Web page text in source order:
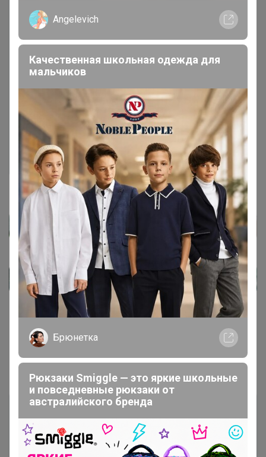
Показаны записи1-6из6.
Angelevich
Качественная школьная одежда для
мальчиков
Брюнетка
Рюкзаки Smiggle — это яркие школьные
и повседневные рюкзаки от
австралийского бренда